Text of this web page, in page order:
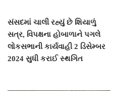
સંસદમાં ચાલી રહ્યું છે શિયાળું
સત્ર, વિપક્ષના હોબાળાને પગલે
લોકસભાની કાર્યવાહી 2 ડિસેમ્બર
2024 સુધી કરાઈ સ્થગિત